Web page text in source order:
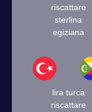
riscattare
sterlina
egiziana
lira turca
riscattare